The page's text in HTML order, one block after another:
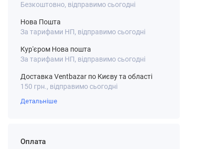
Безкоштовно, відправимо сьогодні
Нова Пошта
За тарифами НП, відправимо сьогодні
Кур'єром Нова пошта
За тарифами НП, відправимо сьогодні
Доставка Ventbazar по Києву та області
150 грн., відправимо сьогодні
Детальніше
Оплата